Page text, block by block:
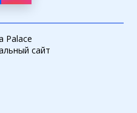
Palace
сайт